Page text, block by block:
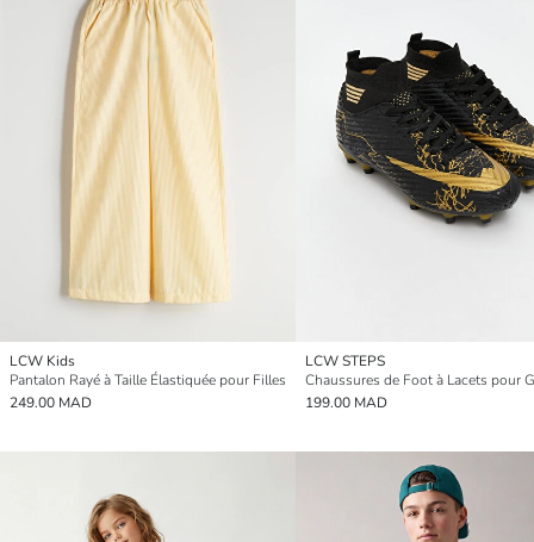
LCW Kids
Pantalon Rayé à Taille Élastiquée pour Filles
249.00 MAD
LCW STEPS
Chaussures de Foot à Lacets pour
199.00 MAD